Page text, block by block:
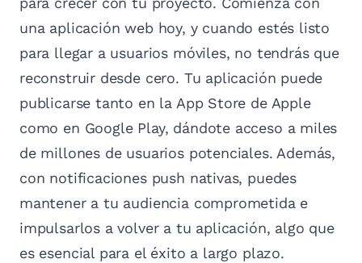
una aplicación web hoy, y cuando estés listo
para llegar a usuarios móviles, no tendrás que
reconstruir desde cero. Tu aplicación puede
publicarse tanto en la App Store de Apple
como en Google Play, dándote acceso a miles
de millones de usuarios potenciales. Además,
con notificaciones push nativas, puedes
mantener a tu audiencia comprometida e
impulsarlos a volver a tu aplicación, algo que
es esencial para el éxito a largo plazo.